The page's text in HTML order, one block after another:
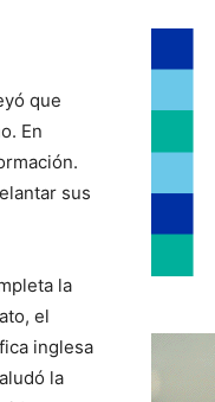
que
En
sus
la
el
inglesa
la